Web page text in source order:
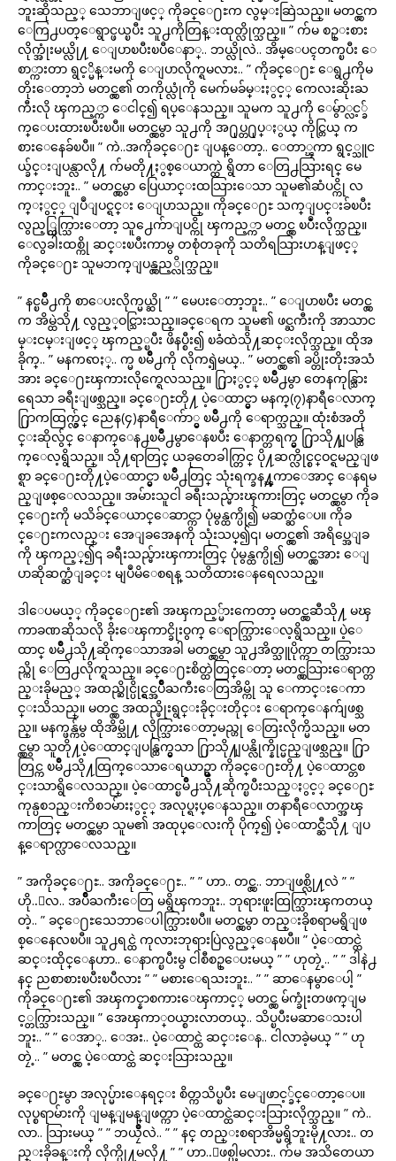
ဘူးဆိုသည့္ သေဘာျဖင့္ ကိုခင္ေ႐ႊက လွမ္းဆြဲသည္။ မတင္လွက
ေကြ႕ပတ္ေရွာင္ဖယ္ၿပီး သူ႕ကိုတြန္းထုတ္လိုက္သည္။ ” က်မ စဥ္းစား
လိုက္အုံးမယ္လို႔ ေျပာၿပီးၿပီေနာ္.. ဘယ္လိုလဲ.. အိမ္ေပၚတက္ၿပီး ေ
စာ္ကားတာ ရွင့္မိန္းမကို ေျပာလိုက္ရမလား.. ” ကိုခင္ေ႐ႊ ေရွ႕ကိုမ
တိုးေတာ့ဘဲ မတင္လွ၏ တကိုယ္လုံကို မေက်မခ်မ္းႏွင့္ ကေလးဆိုးႀ
ကီးလို ၾကည့္ကာ ေငါင္၍ ရပ္ေနသည္။ သူမက သူ႕ကို ေမွ်ာ္လင့္ခ်
က္ေပးထားၿပီးၿပီ။ မတင္လွမွာ သူ႕ကို အ႐ုပ္တ႐ုပ္ႏွယ္ ကိုင္တြယ္ က
စားေနေခ်ၿပီ။ ” ကဲ..အကိုခင္ေ႐ႊ ျပန္ေတာ့.. ေတာ္ၾကာ ရွင့္သူင
ယ္ခ်င္းျပန္လာလို႔ က်မတို႔ႏွစ္ေယာက္ထဲ ရွိတာ ေတြ႕သြားရင္ မေ
ကာင္းဘူး.. ” မတင္လွမွာ ပြေယာင္းထသြားေသာ သူမ၏ဆံပင္ကို လ
က္ႏွင့္ ျပဳျပင္ရင္း ေျပာသည္။ ကိုခင္ေ႐ႊ သက္ျပင္းခ်ၿပီး
လွည့္ထြက္သြားေတာ့ သူ႕ေက်ာျပင္ကို ၾကည့္ကာ မတင္လွ ၿပဳံးလိုက္သည္။
ေလွခါးထစ္ကို ဆင္းၿပီးကာမွ တစုံတခုကို သတိရသြားဟန္ျဖင့္
ကိုခင္ေ႐ႊ သူမဘက္ျပန္လွည့္လိုက္သည္။
” နင္ၿမိဳ႕ကို စာေပးလိုက္မယ္ဆို ” ” မေပးေတာ့ဘူး.. ” ေျပာၿပီး မတင္လွ
က အိမ္ထဲသို႔ လွည့္ဝင္သြားသည္။ခင္ေရက သူမ၏ ဖင္ႀကီးကို အာသာင
မ္းငမ္းျဖင့္ ၾကည့္ၿပီး ဖိနပ္စီး၍ ၿခံထဲသို႔ဆင္းလိုက္သည္။ ထိုအ
ခိုက္.. ” မနကၹႏ္.. က္မ ၿမိဳ႕ကို လိုကၡဲ့မယ္.. ” မတင္လွ၏ ခပ္တိုးတိုးအသံ
အား ခင္ေ႐ႊၾကားလိုက္ရေလသည္။ ႐ြာႏွင့္ ၿမိဳ႕မွာ တေနကုန္သြား
ရေသာ ခရီးျဖစ္သည္။ ခင္ေ႐ႊတို႔ ပဲ့ေထာင္မွာ မနက္(၇)နာရီေလာက္
႐ြာကထြက္လွ်င္ ညေန(၄)နာရီေက်ာ္မွ ၿမိဳ႕ကို ေရာက္သည္။ ထုံးစံအတို
င္းဆိုလွ်င္ ေနာက္ေန႕ၿမိဳ႕မွာေနၿပီး ေနာက္တရက္မွ ႐ြာသို႔ျပန္ထြ
က္ေလ့ရွိသည္။ သို႔ရာတြင္ ယခုတေခါက္တြင္ ပို႔ဆက္လိုင္စင္ဝင္ရမည္ျဖ
စ္ရာ ခင္ေ႐ႊတို႔ပဲ့ေထာင္မွာ ၿမိဳ႕တြင္ သုံးရက္ခန႔္ၾကာေအာင္ ေနရမ
ည္ျဖစ္ေလသည္။ အမ်ားသူငါ ခရီးသည္မ်ားၾကားတြင္ မတင္လွမွာ ကိုခ
င္ေ႐ႊကို မသိခ်င္ေယာင္ေဆာင္ကာ ပုံမွန္ထက္ပို၍ မဆက္ဆံေပ။ ကိုခ
င္ေ႐ႊကလည္း အေျခအေနကို သုံးသပ္၍၎၊ မတင္လွ၏ အရိပ္အေျခ
ကို ၾကည့္၍၎ ခရီးသည္မ်ားၾကားတြင္ ပုံမွန္ထက္ပို၍ မတင္လွအား ေျ
ပာဆိုဆက္ဆံျခင္း မျပဳမိေစရန္ သတိထားေနရေလသည္။
ဒါေပမယ့္ ကိုခင္ေ႐ႊ၏ အၾကည့္မ်ားကေတာ့ မတင္လွဆီသို႔ မၾ
ကာခဏဆိုသလို ခိုးေၾကာင္ခိုးဝွက္ ေရာက္သြားေလ့ရွိသည္။ ပဲ့ေ
ထာင္ ၿမိဳ႕သို႔ဆိုက္ေသာအခါ မတင္လွမွာ သူ႕အိတ္သူပိုက္ကာ တက္သြားသ
ည္ကို ေတြ႕လိုက္ရသည္။ ခင္ေ႐ႊစိတ္ထဲတြင္ေတာ့ မတင္လွသြားေရာက္တ
ည္းခိုမည့္ အထည္ဆိုင္ပိုင္ရွင္အပ်ိဳႀကီးေတြအိမ္ကို သူ ေကာင္းေကာ
င္းသိသည္။ မတင္လွ အထည္ဖိုးရွင္းခိုင္းတိုင္း ေရာက္ေနက်ျဖစ္သ
ည္။ မနက္ဖန္က်မွ ထိုအိမ္သို႔ လိုက္သြားေတာ့မည္ဟု ေတြးလိုက္မိသည္။ မတ
င္လွမွာ သူတို႔ပဲ့ေထာင္ျပန္ထြက္မွသာ ႐ြာသို႔ျပန္လိုက္နိုင္မည္ျဖစ္သည္။ ႐ြာ
တြင္က ၿမိဳ႕သို႔ထြက္ေသာေရယာဥ္မွာ ကိုခင္ေ႐ႊတို႔ ပဲ့ေထာင္တစ
င္းသာရွိေလသည္။ ပဲ့ေထာင္ၿမိဳ႕သို႔ဆိုက္ၿပီးသည္ႏွင့္ ခင္ေ႐ႊ
ကုန္ပစၥည္းကိစၥမ်ားႏွင့္ အလုပ္ရႈပ္ေနသည္။ တနာရီေလာက္အၾ
ကာတြင္ မတင္လွမွာ သူမ၏ အထုပ္ေလးကို ပိုက္၍ ပဲ့ေထာင္ဆီသို႔ ျပ
န္ေရာက္လာေလသည္။
” အကိုခင္ေ႐ႊ.. အကိုခင္ေ႐ႊ.. ” ” ဟာ.. တင္လွ.. ဘာျဖစ္လို႔လဲ ” ”
ဟို..ေလ.. အပ်ိဳႀကီးေတြ မရွိၾကဘူး.. ဘုရားဖူးထြက္သြားၾကတယ္
တဲ့.. ” ခင္ေ႐ႊသေဘာေပါက္သြားၿပီ။ မတင္လွမွာ တည္းခိုစရာမရွိျဖ
စ္ေနေလၿပီ။ သူ႕ရင္ထဲ ကုလားဘုရားပြဲလွည့္ေနၿပီ။ ” ပဲ့ေထာင္ထဲ
ဆင္းထိုင္ေနဟာ.. ေနာက္ၿပီးမွ ငါစီစဥ္ေပးမယ္ ” ” ဟုတၠဲ့.. ” ” ဒါနဲ႕
နင္ ညစာစားၿပီးၿပီလား ” ” မစားေရသးဘူး.. ” ” ဆာေနမွာေပါ့ ”
ကိုခင္ေ႐ႊ၏ အၾကင္နာစကားေၾကာင့္ မတင္လွ မ်က္ခုံးတဖက္ျမ
င့္တက္သြားသည္။ ” အေၾကာ္ဝယ္စားလာတယ္.. သိပ္ၿပီးမဆာေသးပါ
ဘူး.. ” ” ေအာ္.. ေအး.. ပဲ့ေထာင္ထဲ ဆင္းေန.. ငါလာခဲ့မယ္ ” ” ဟု
တၠဲ့.. ” မတင္လွ ပဲ့ေထာင္ထဲ ဆင္းသြားသည္။
ခင္ေ႐ႊမွာ အလုပ္မ်ားေနရင္း စိတ္ကသိပ္ၿပီး မေျဖာင့္ခ်င္ေတာ့ေပ။
လုပ္စရာမ်ားကို ျမန္ျမန္ျဖတ္ကာ ပဲ့ေထာင္ထဲဆင္းသြားလိုက္သည္။ ” ကဲ..
လာ.. သြားမယ္ ” ” ဘယၠိဳလဲ.. ” ” နင္ တည္းစရာအိမ္မရွိဘူးမို႔လား.. တ
ည္းခိုခန္းကို လိုက္ပို႔မလို႔ ” ” ဟာ..ျဖစ္ပါ့မလား.. က်မ အသိတေယာ